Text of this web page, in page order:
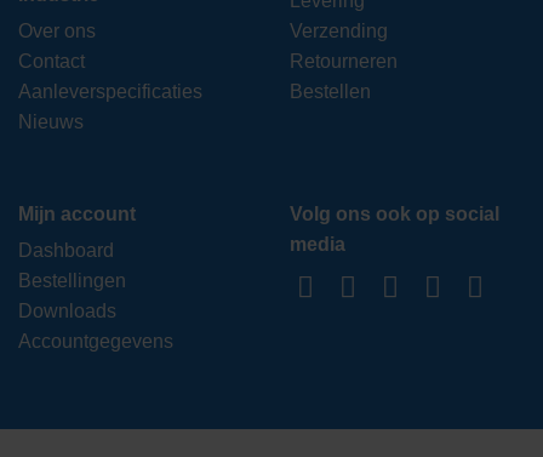
Over ons
Contact
Aanleverspecificaties
Nieuws
Verzending
Retourneren
Bestellen
Mijn account
Dashboard
Bestellingen
Downloads
Accountgegevens
Volg ons ook op social
media